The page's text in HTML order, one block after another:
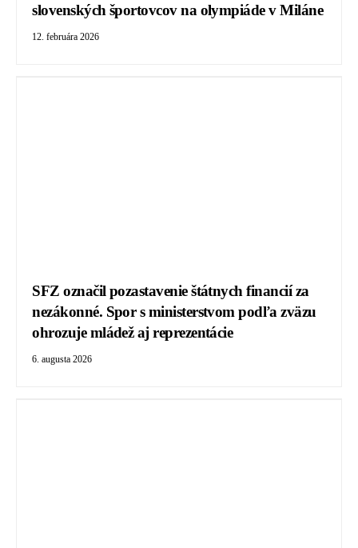
slovenských športovcov na olympiáde v Miláne
12. februára 2026
SFZ označil pozastavenie štátnych financií za
nezákonné. Spor s ministerstvom podľa zväzu
ohrozuje mládež aj reprezentácie
6. augusta 2026